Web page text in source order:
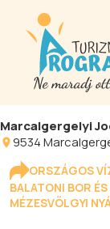
Marcalgergelyi
9534
ORSZÁGOS
BALATONI BOR
MÉZESVÖLGYI